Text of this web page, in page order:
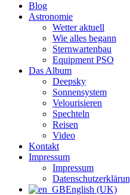
Blog
Astronomie
Wetter aktuell
Wie alles begann
Sternwartenbau
Equipment PSO
Das Album
Deepsky
Sonnensystem
Velourisieren
Spechteln
Reisen
Video
Kontakt
Impressum
Impressum
English (UK)